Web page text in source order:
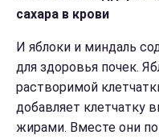
сахара в крови
И яблоки и миндаль
для здоровья почек.
растворимой
добавляет клетчатку
жирами. Вместе они